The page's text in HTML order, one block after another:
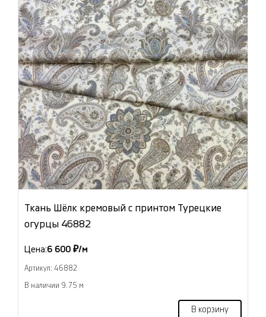
Ткань Шёлк кремовый с принтом Турецкие
огурцы 46882
Цена:6 600 ₽/м
Артикул: 46882
В наличии 9.75 м
В корзину